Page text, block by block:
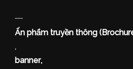
Ấn phẩm truyền thông
,
banner,